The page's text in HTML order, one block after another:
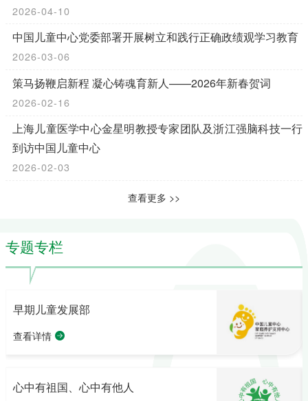
2026-04-10
中国儿童中心党委部署开展树立和践行正确政绩观学习教育
2026-03-06
策马扬鞭启新程 凝心铸魂育新人——2026年新春贺词
2026-02-16
上海儿童医学中心金星明教授专家团队及浙江强脑科技一行
到访中国儿童中心
2026-02-03
查看更多 >>
专题专栏
儿童探索馆
查看详情
他人 校外教育“新理念、